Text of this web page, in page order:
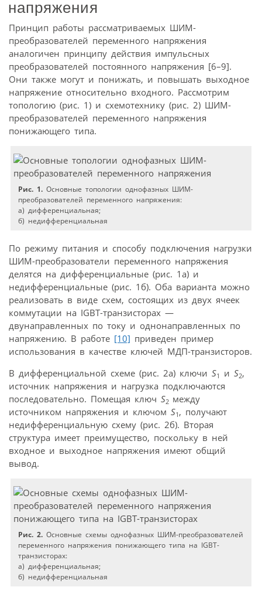
напряжения
Принцип работы рассматриваемых ШИМ-
преобразователей переменного напряжения
аналогичен принципу действия импульсных
преобразователей постоянного напряжения [6–9].
Они также могут и понижать, и повышать выходное
напряжение относительно входного. Рассмотрим
топологию (рис. 1) и схемотехнику (рис. 2) ШИМ-
преобразователей переменного напряжения
понижающего типа.
Рис. 1. Основные топологии однофазных ШИМ-
преобразователей переменного напряжения:
а) дифференциальная;
б) недифференциальная
По режиму питания и способу подключения нагрузки
ШИМ-преобразователи переменного напряжения
делятся на дифференциальные (рис. 1а) и
недифференциальные (рис. 1б). Оба варианта можно
реализовать в виде схем, состоящих из двух ячеек
коммутации на IGBT-транзисторах —
двунаправленных по току и однонаправленных по
напряжению. В работе [10] приведен пример
использования в качестве ключей МДП-транзисторов.
В дифференциальной схеме (рис. 2а) ключи S1 и S2,
источник напряжения и нагрузка подключаются
последовательно. Помещая ключ S2 между
источником напряжения и ключом S1 , получают
недифференциальную схему (рис. 2б). Вторая
структура имеет преимущество, поскольку в ней
входное и выходное напряжения имеют общий
вывод.
Рис. 2. Основные схемы однофазных ШИМ-преобразователей
переменного напряжения понижающего типа на IGBT-
транзисторах:
а) дифференциальная;
б) недифференциальная